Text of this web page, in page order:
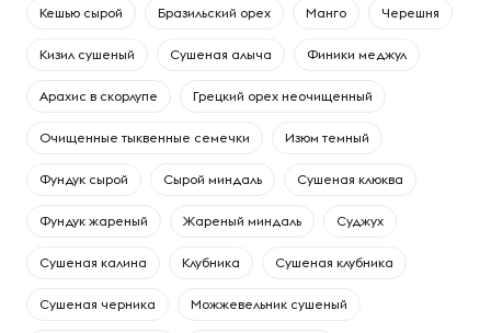
Кешью сырой Бразильский орех Манго Черешня
Кизил сушеный Сушеная алыча Финики меджул
Арахис в скорлупе Грецкий орех неочищенный
Очищенные тыквенные семечки Изюм темный
Фундук сырой Сырой миндаль Сушеная клюква
Фундук жареный Жареный миндаль Суджух
Сушеная калина Клубника Сушеная клубника
Сушеная черника Можжевельник сушеный